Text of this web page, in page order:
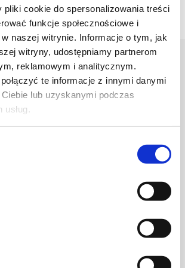
pliki cookie do spersonalizowania treści
funkcje społecznościowe i
naszej witrynie. Informacje o tym, jak
witryny, udostępniamy partnerom
reklamowym i analitycznym.
te informacje z innymi danymi
lub uzyskanymi podczas
usług.